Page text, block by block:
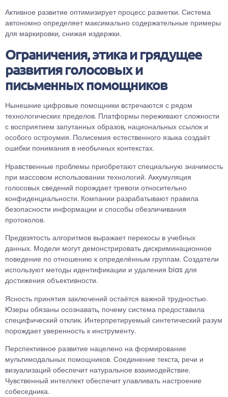
Активное развитие оптимизирует процесс разметки. Система
автономно определяет максимально содержательные примеры
для маркировки, снижая издержки.
Ограничения, этика и грядущее
развития голосовых и
письменных помощников
Нынешние цифровые помощники встречаются с рядом
технологических пределов. Платформы переживают сложности
с восприятием запутанных образов, национальных ссылок и
особого остроумия. Полисемия естественного языка создаёт
ошибки понимания в необычных контекстах.
Нравственные проблемы приобретают специальную значимость
при массовом использовании технологий. Аккумуляция
голосовых сведений порождает тревоги относительно
конфиденциальности. Компании разрабатывают правила
безопасности информации и способы обезличивания
протоколов.
Предвзятость алгоритмов выражает перекосы в учебных
данных. Модели могут демонстрировать дискриминационное
поведение по отношению к определённым группам. Создатели
используют методы идентификации и удаления bias для
достижения объективности.
Ясность принятия заключений остаётся важной трудностью.
Юзеры обязаны осознавать, почему система предоставила
специфический отклик. Интерпретируемый синтетический разум
порождает уверенность к инструменту.
Перспективное развитие нацелено на формирование
мультимодальных помощников. Соединение текста, речи и
визуализаций обеспечит натуральное взаимодействие.
Чувственный интеллект обеспечит улавливать настроение
собеседника.